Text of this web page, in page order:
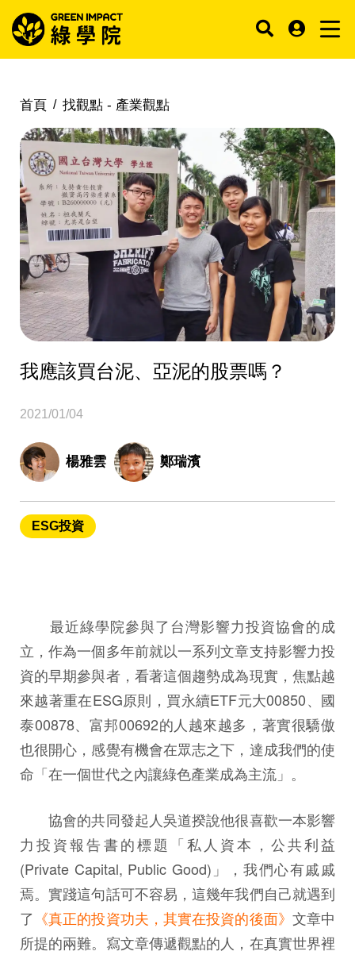
首頁 找觀點 - 產業觀點
我應該買台泥、亞泥的股票嗎？
2021/01/04
楊雅雲 鄭瑞濱
ESG投資
最近綠學院參與了台灣影響力投資協會的成
立，作為一個多年前就以一系列文章支持影響力投
資的早期參與者，看著這個趨勢成為現實，焦點越
來越著重在ESG原則，買永續ETF元大00850、國
泰00878、富邦00692的人越來越多，著實很驕傲
也很開心，感覺有機會在眾志之下，達成我們的使
命「在一個世代之內讓綠色產業成為主流」。
協會的共同發起人吳道揆說他很喜歡一本影響
力投資報告書的標題「私人資本，公共利益
(Private Capital, Public Good)」，我們心有戚戚
焉。實踐這句話可不容易，這幾年我們自己就遇到
了 《真正的投資功夫，其實在投資的後面》 文章中
所提的兩難。寫文章傳遞觀點的人，在真實世界裡